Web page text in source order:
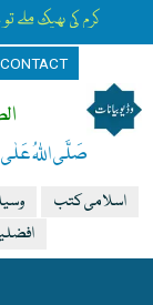
کرم کی بھیک ملے
CONTACT
صَلَّی اللہُ
اسلامی کتب